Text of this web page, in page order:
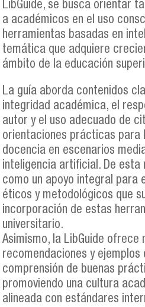
LibGuide, se busca orientar
a académicos en el uso
herramientas basadas en
temática que adquiere
ámbito de la educación
La guía aborda contenidos
integridad académica, el
autor y el uso adecuado de
orientaciones prácticas para
docencia en escenarios
inteligencia artificial. De esta
como un apoyo integral para
éticos y metodológicos que
incorporación de estas
universitario.
Asimismo, la LibGuide
recomendaciones y
comprensión de buenas
promoviendo una cultura
alineada con estándares